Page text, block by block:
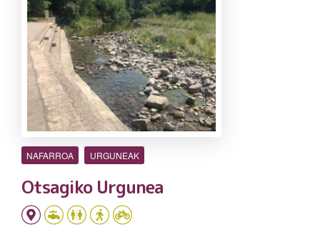
NAFARROA URGUNEAK
Otsagiko Urgunea